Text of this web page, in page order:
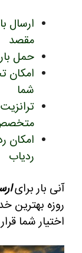
ارسال
مقصد
حمل
امکان
شما
امکان
ردیاب
آنی بار برای
روزه بهترین
اختیار شما